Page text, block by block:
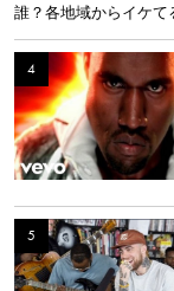
誰？各地域からイケて